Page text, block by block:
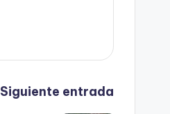
Siguiente entrada